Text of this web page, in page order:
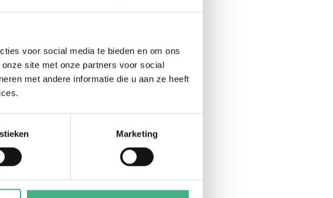
voor social media te bieden en om ons
site met onze partners voor social
met andere informatie die u aan ze heeft
Marketing